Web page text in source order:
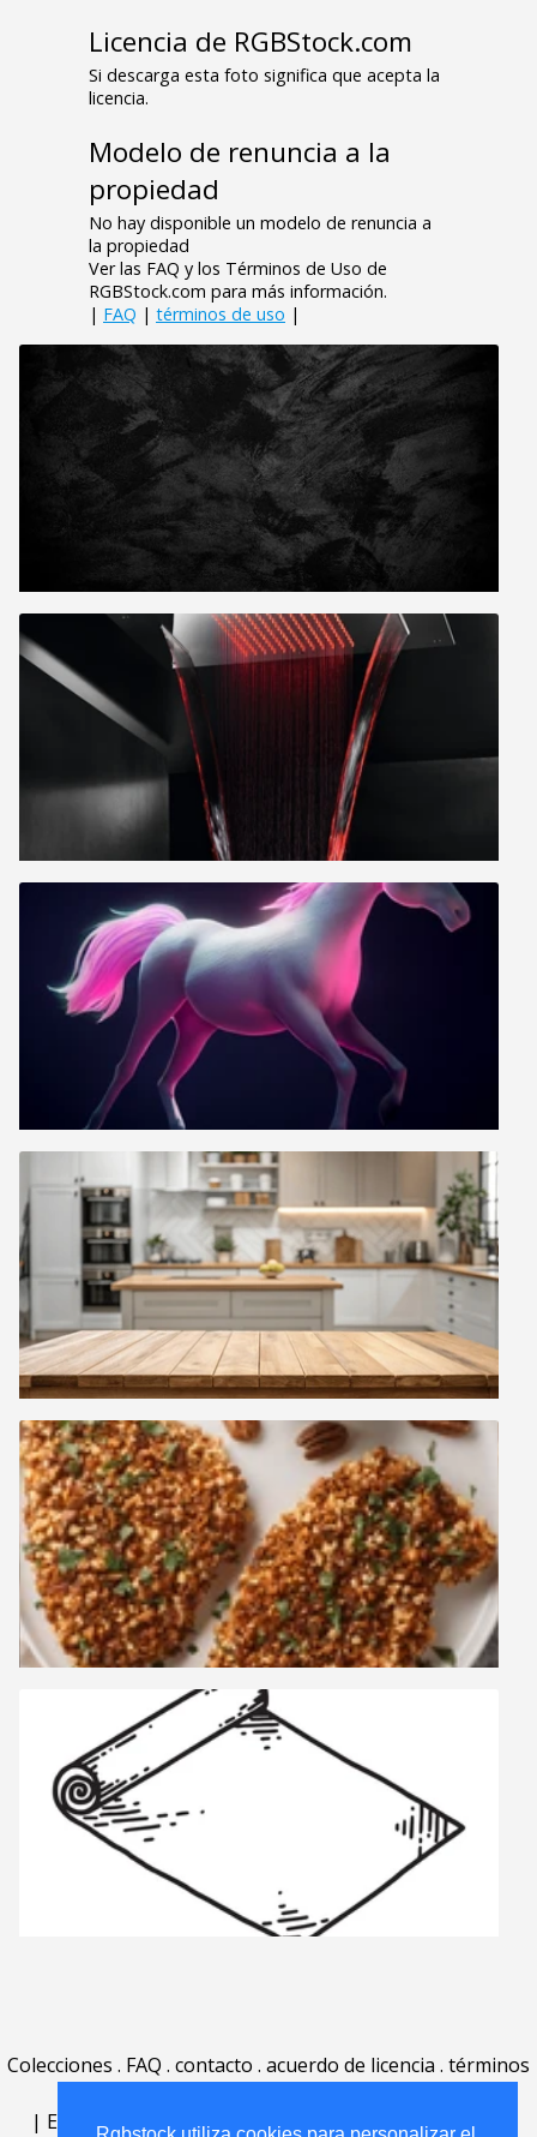
Licencia de RGBStock.com
Si descarga esta foto significa que acepta la
licencia.
Modelo de renuncia a la
propiedad
No hay disponible un modelo de renuncia a
la propiedad
Ver las FAQ y los Términos de Uso de
RGBStock.com para más información.
| FAQ | términos de uso |
Colecciones . FAQ . contacto . acuerdo de licencia . términos
| English | Deutsch| Español Português